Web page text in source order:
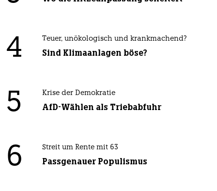
4 Teuer, unökologisch und krankmachend?
Sind Klimaanlagen böse?
5 Krise der Demokratie
AfD-Wählen als Triebabfuhr
6 Streit um Rente mit 63
Passgenauer Populismus